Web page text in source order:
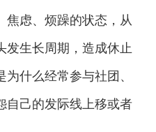
焦虑、烦躁的状态，从
发生长周期，造成休止
什么经常参与社团、
自己的发际线上移或者